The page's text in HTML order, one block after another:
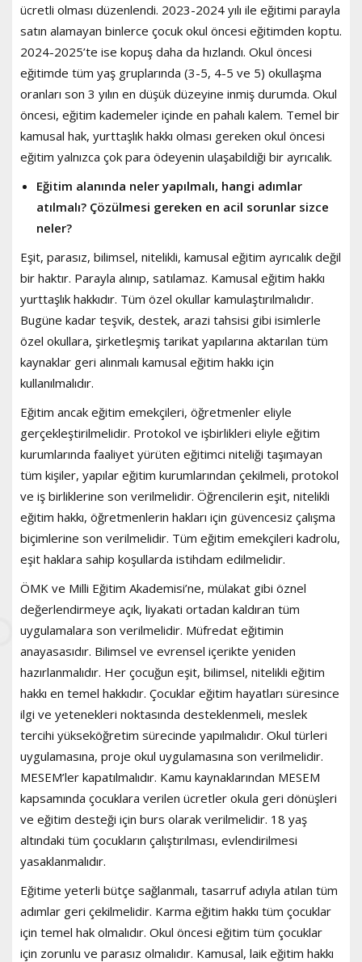
ücretli olması düzenlendi. 2023-2024 yılı ile eğitimi parayla
satın alamayan binlerce çocuk okul öncesi eğitimden koptu.
2024-2025’te ise kopuş daha da hızlandı. Okul öncesi
eğitimde tüm yaş gruplarında (3-5, 4-5 ve 5) okullaşma
oranları son 3 yılın en düşük düzeyine inmiş durumda. Okul
öncesi, eğitim kademeler içinde en pahalı kalem. Temel bir
kamusal hak, yurttaşlık hakkı olması gereken okul öncesi
eğitim yalnızca çok para ödeyenin ulaşabildiği bir ayrıcalık.
Eğitim alanında neler yapılmalı, hangi adımlar
atılmalı? Çözülmesi gereken en acil sorunlar sizce
neler?
Eşit, parasız, bilimsel, nitelikli, kamusal eğitim ayrıcalık değil
bir haktır. Parayla alınıp, satılamaz. Kamusal eğitim hakkı
yurttaşlık hakkıdır. Tüm özel okullar kamulaştırılmalıdır.
Bugüne kadar teşvik, destek, arazi tahsisi gibi isimlerle
özel okullara, şirketleşmiş tarikat yapılarına aktarılan tüm
kaynaklar geri alınmalı kamusal eğitim hakkı için
kullanılmalıdır.
Eğitim ancak eğitim emekçileri, öğretmenler eliyle
gerçekleştirilmelidir. Protokol ve işbirlikleri eliyle eğitim
kurumlarında faaliyet yürüten eğitimci niteliği taşımayan
tüm kişiler, yapılar eğitim kurumlarından çekilmeli, protokol
ve iş birliklerine son verilmelidir. Öğrencilerin eşit, nitelikli
eğitim hakkı, öğretmenlerin hakları için güvencesiz çalışma
biçimlerine son verilmelidir. Tüm eğitim emekçileri kadrolu,
eşit haklara sahip koşullarda istihdam edilmelidir.
ÖMK ve Milli Eğitim Akademisi’ne, mülakat gibi öznel
değerlendirmeye açık, liyakati ortadan kaldıran tüm
uygulamalara son verilmelidir. Müfredat eğitimin
anayasasıdır. Bilimsel ve evrensel içerikte yeniden
hazırlanmalıdır. Her çocuğun eşit, bilimsel, nitelikli eğitim
hakkı en temel hakkıdır. Çocuklar eğitim hayatları süresince
ilgi ve yetenekleri noktasında desteklenmeli, meslek
tercihi yükseköğretim sürecinde yapılmalıdır. Okul türleri
uygulamasına, proje okul uygulamasına son verilmelidir.
MESEM’ler kapatılmalıdır. Kamu kaynaklarından MESEM
kapsamında çocuklara verilen ücretler okula geri dönüşleri
ve eğitim desteği için burs olarak verilmelidir. 18 yaş
altındaki tüm çocukların çalıştırılması, evlendirilmesi
yasaklanmalıdır.
Eğitime yeterli bütçe sağlanmalı, tasarruf adıyla atılan tüm
adımlar geri çekilmelidir. Karma eğitim hakkı tüm çocuklar
için temel hak olmalıdır. Okul öncesi eğitim tüm çocuklar
için zorunlu ve parasız olmalıdır. Kamusal, laik eğitim hakkı